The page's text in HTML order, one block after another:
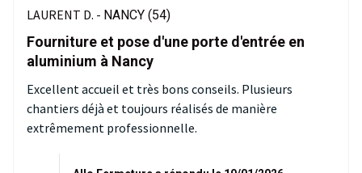
LAURENT D. - NANCY (54)
Fourniture et pose d'une porte d'entrée en
aluminium à Nancy
Excellent accueil et très bons conseils. Plusieurs
chantiers déjà et toujours réalisés de manière
extrêmement professionnelle.